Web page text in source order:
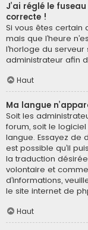
J’ai réglé le
correcte !
Si vous êtes certain
mais que l’heure
l’horloge du
administrateur afin
Haut
Ma langue
Soit les
forum, soit le
langue. Essayez de
est possible qu’il
la traduction
volontaire et
d’informations,
le site internet de
Haut